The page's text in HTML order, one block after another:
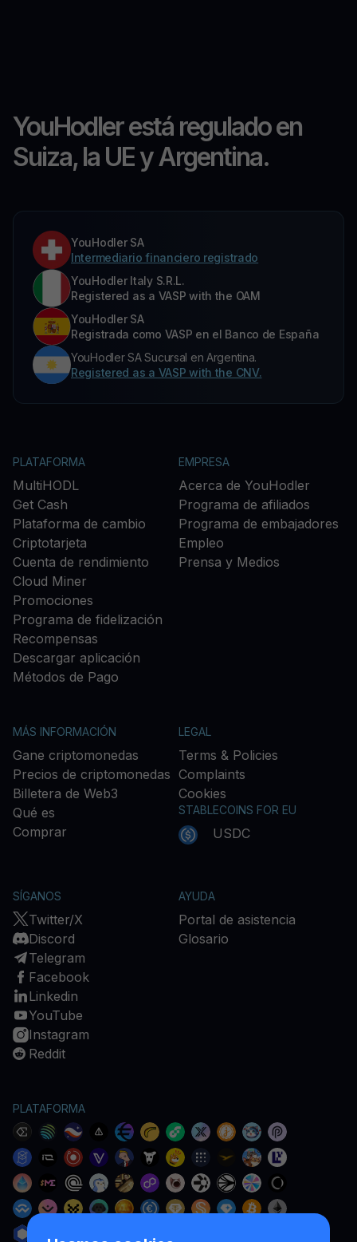
YouHodler está regulado en
Suiza, la UE y Argentina.
YouHodler SA
Intermediario financiero registrado
YouHodler Italy S.R.L.
Registered as a VASP with the OAM
YouHodler SA
Registrada como VASP en el Banco de España
YouHodler SA Sucursal en Argentina.
Registered as a VASP with the CNV.
PLATAFORMA
MultiHODL
Get Cash
Plataforma de cambio
Criptotarjeta
Cuenta de rendimiento
Cloud Miner
Promociones
Programa de fidelización
Recompensas
Descargar aplicación
Métodos de Pago
EMPRESA
Acerca de YouHodler
Programa de afiliados
Programa de embajadores
Empleo
Prensa y Medios
MÁS INFORMACIÓN
Gane criptomonedas
Precios de criptomonedas
Billetera de Web3
Qué es
Comprar
LEGAL
Terms & Policies
Complaints
Cookies
STABLECOINS FOR EU
USDC
SÍGANOS
Twitter/X
Discord
Telegram
Facebook
Linkedin
YouTube
Instagram
Reddit
AYUDA
Portal de asistencia
Glosario
PLATAFORMA